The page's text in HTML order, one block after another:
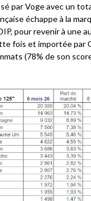
par Voge avec un
échappe à la
pour revenir à une
fois et importée par
(78% de son